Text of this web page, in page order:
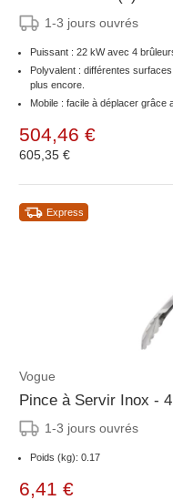
1-3 jours ouvrés
Puissant : 22 kW avec 4
Polyvalent : différentes
plus encore.
Mobile : facile à déplacer grâce
504,46 €
605,35 €
Express
Vogue
Pince à Servir Inox -
1-3 jours ouvrés
Poids (kg): 0.17
6,41 €